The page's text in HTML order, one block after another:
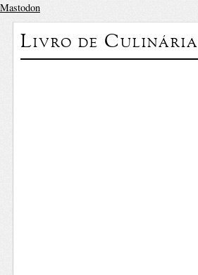
Mastodon
Livro de Culinária